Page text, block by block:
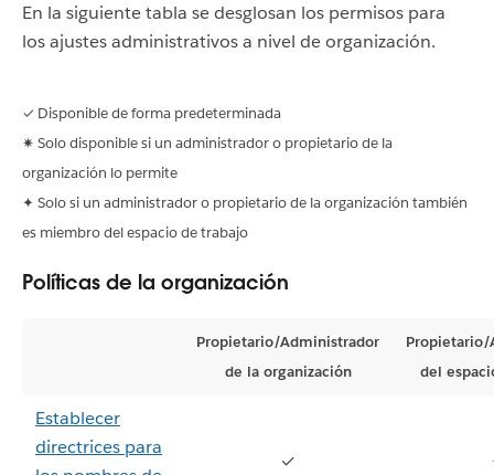
En la siguiente tabla se desglosan los permisos para
los ajustes administrativos a nivel de organización.
✓ Disponible de forma predeterminada
✷ Solo disponible si un administrador o propietario de la
organización lo permite
✦ Solo si un administrador o propietario de la organización también
es miembro del espacio de trabajo
Políticas de la organización
Propietario/Administrador
de la organización
del
Establecer
directrices para
✓